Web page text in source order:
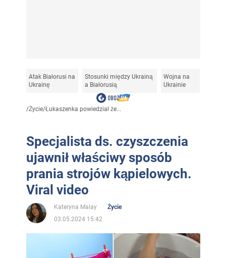
Atak Białorusi na
Ukrainę
Stosunki między Ukrainą
a Białorusią
Wojna na
Ukrainie
/Życie/Łukaszenka powiedział że...
Specjalista ds. czyszczenia
ujawnił właściwy sposób
prania strojów kąpielowych.
Viral video
Kateryna Malay
Życie
03.05.2024 15:42